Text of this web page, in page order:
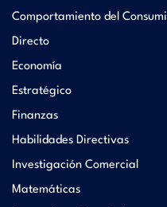
Comportamiento del
Directo
Economía
Estratégico
Finanzas
Habilidades Directivas
Investigación Comercial
Matemáticas